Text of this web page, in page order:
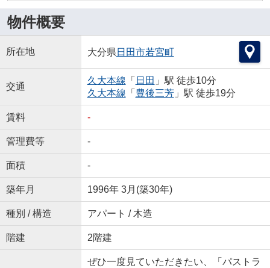
物件概要
所在地 大分県 日田市若宮町
交通
久大本線 「 日田 」駅 徒歩10分
久大本線 「 豊後三芳」駅 徒歩19分
賃料 -
管理費等 -
面積 -
築年月 1996年 3月(築30年)
種別 / 構造 アパート / 木造
階建 2階建
ぜひ一度見ていただきたい、「パストラ